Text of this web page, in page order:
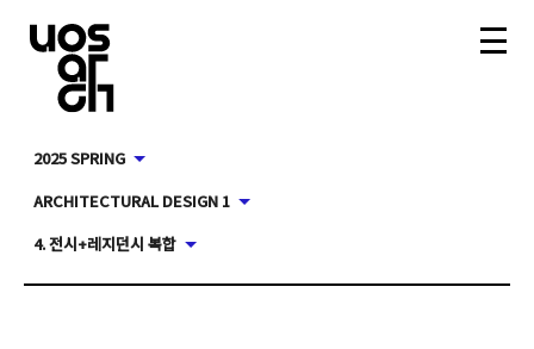
2025 SPRING
ARCHITECTURAL DESIGN 1
4. 전시+레지던시 복합